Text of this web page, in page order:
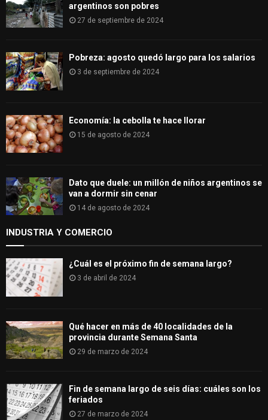
argentinos son pobres
27 de septiembre de 2024
Pobreza: agosto quedó largo para los salarios
3 de septiembre de 2024
Economía: la cebolla te hace llorar
15 de agosto de 2024
Dato que duele: un millón de niños argentinos se
van a dormir sin cenar
14 de agosto de 2024
INDUSTRIA Y COMERCIO
¿Cuál es el próximo fin de semana largo?
3 de abril de 2024
Qué hacer en más de 40 localidades de la
provincia durante Semana Santa
29 de marzo de 2024
Fin de semana largo de seis días: cuáles son los
feriados
27 de marzo de 2024